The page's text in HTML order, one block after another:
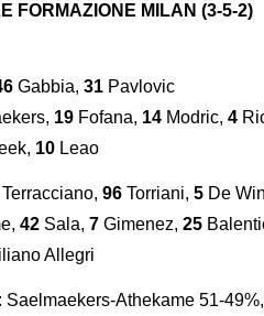
FORMAZIONE MILAN (3-5-2)
Gabbia, 31 Pavlovic
19 Fofana, 14 Modric, 4
10 Leao
Terracciano, 96 Torriani, 5 De
42 Sala, 7 Gimenez, 25
Allegri
: Saelmaekers-Athekame 51-